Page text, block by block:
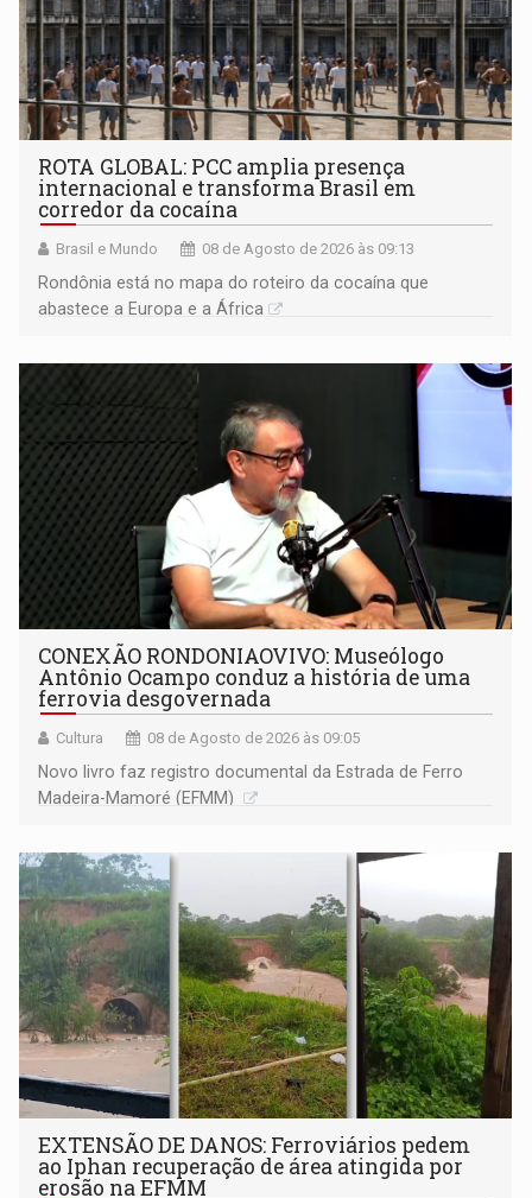
ROTA GLOBAL: PCC amplia presença
internacional e transforma Brasil em
corredor da cocaína
Brasil e Mundo 08 de Agosto de 2026 às 09:13
Rondônia está no mapa do roteiro da cocaína que
abastece a Europa e a África
CONEXÃO RONDONIAOVIVO: Museólogo
Antônio Ocampo conduz a história de uma
ferrovia desgovernada
Cultura 08 de Agosto de 2026 às 09:05
Novo livro faz registro documental da Estrada de Ferro
Madeira-Mamoré (EFMM)
EXTENSÃO DE DANOS: Ferroviários pedem
ao Iphan recuperação de área atingida por
erosão na EFMM